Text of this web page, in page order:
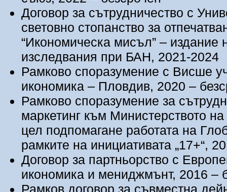
Договор за сътрудничество с
световно стопанство за
“Икономическа мисъл” – издание
изследвания при БАН, 2021-2024
Рамково споразумение с Висше
икономика – Пловдив, 2020 –
Рамково споразумение за
маркетинг към Министерството
цел подпомагане работата на
рамките на инициативата „17+“,
Договор за партньорство с
икономика и мениджмънт, 2016 –
Рамков договор за съвместна